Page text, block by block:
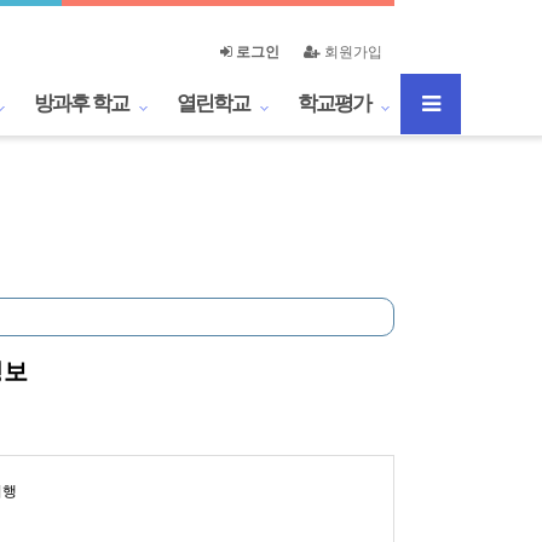
회원가입
로그인
방과후 학교 열린학교 학교평가